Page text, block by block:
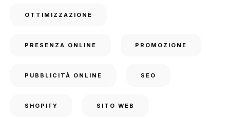
OTTIMIZZAZIONE
PRESENZA ONLINE PROMOZIONE
PUBBLICITÀ ONLINE SEO
SHOPIFY SITO WEB